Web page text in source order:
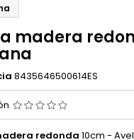
madera
8435646500614ES
redonda 10cm -